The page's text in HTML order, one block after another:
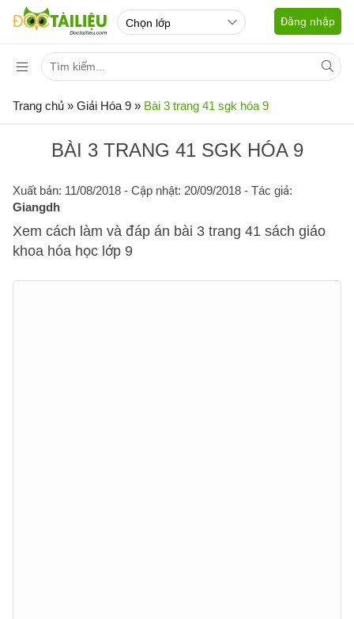
Đăng nhập
Trang chủ » Giải Hóa 9 » Bài 3 trang 41 sgk hóa 9
BÀI 3 TRANG 41 SGK HÓA 9
Xuất bản: 11/08/2018 - Cập nhật: 20/09/2018 - Tác giả:
Giangdh
Xem cách làm và đáp án bài 3 trang 41 sách giáo
khoa hóa học lớp 9